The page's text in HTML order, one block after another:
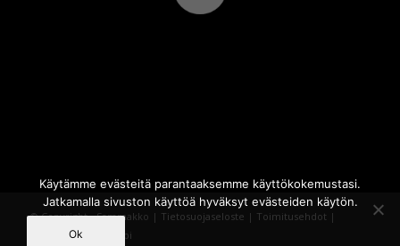
© Copyright - Sammakko | Tietosuojaseloste | Toimitusehdot |
Powered by
iQWebbi
Käytämme evästeitä parantaaksemme käyttökokemustasi.
Jatkamalla sivuston käyttöä hyväksyt evästeiden käytön.
Ok